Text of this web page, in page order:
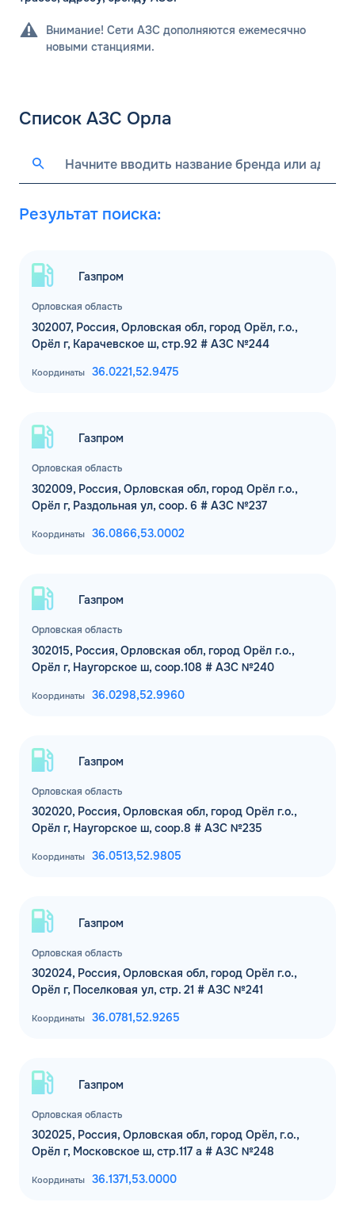
Внимание! Сети АЗС дополняются ежемесячно
новыми станциями.
Список АЗС Орла
Результат поиска:
Орловская область
Газпром
302007, Россия, Орловская обл, город Орёл, г.о.,
Орёл г, Карачевское ш, стр.92 # АЗС №244
Координаты 36.0221,52.9475
Орловская область
Газпром
302009, Россия, Орловская обл, город Орёл г.о.,
Орёл г, Раздольная ул, соор. 6 # АЗС №237
Координаты 36.0866,53.0002
Орловская область
Газпром
302015, Россия, Орловская обл, город Орёл г.о.,
Орёл г, Наугорское ш, соор.108 # АЗС №240
Координаты 36.0298,52.9960
Орловская область
Газпром
302020, Россия, Орловская обл, город Орёл г.о.,
Орёл г, Наугорское ш, соор.8 # АЗС №235
Координаты 36.0513,52.9805
Орловская область
Газпром
302024, Россия, Орловская обл, город Орёл г.о.,
Орёл г, Поселковая ул, стр. 21 # АЗС №241
Координаты 36.0781,52.9265
Орловская область
Газпром
302025, Россия, Орловская обл, город Орёл, г.о.,
Орёл г, Московское ш, стр.117 а # АЗС №248
Координаты 36.1371,53.0000